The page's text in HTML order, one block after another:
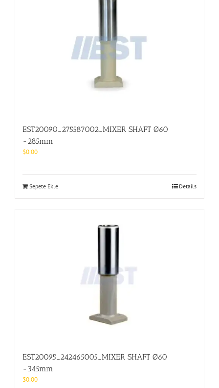
EST20090_275587002_MIXER SHAFT Ø60
-285mm
$0.00
Sepete Ekle Details
EST20095_242465005_MIXER SHAFT Ø60
-345mm
$0.00